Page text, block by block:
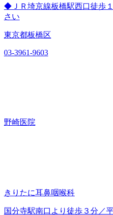
◆ＪＲ埼京線板橋駅西口徒歩
さい
東京都板橋区
03-3961-9603
野崎医院
きりたに耳鼻咽喉科
国分寺駅南口より徒歩３分／